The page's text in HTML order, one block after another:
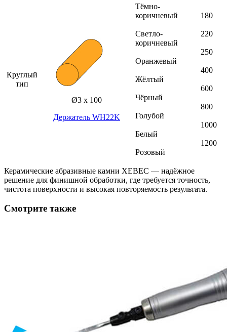
Круглый
тип
Ø3 х 100
Держатель WH22K
Тёмно-
коричневый
Светло-
коричневый
Оранжевый
Жёлтый
Чёрный
Голубой
Белый
Розовый
180
220
250
400
600
800
1000
1200
Керамические абразивные камни XEBEC — надёжное
решение для финишной обработки, где требуется точность,
чистота поверхности и высокая повторяемость результата.
Смотрите также